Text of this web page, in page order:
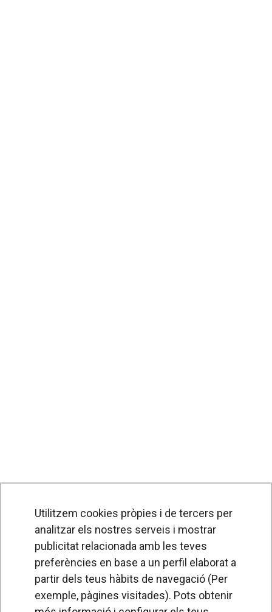
Utilitzem cookies pròpies i de tercers per
analitzar els nostres serveis i mostrar
publicitat relacionada amb les teves
preferències en base a un perfil elaborat a
partir dels teus hàbits de navegació (Per
exemple, pàgines visitades). Pots obtenir més
PRODUCTES
Cortines d'aire
Unitats de Tractament d'Aire
Recuperadors de calor
Utilitzem cookies pròpies i de tercers per
analitzar els nostres serveis i mostrar
publicitat relacionada amb les teves
preferències en base a un perfil elaborat a
partir dels teus hàbits de navegació (Per
exemple, pàgines visitades). Pots obtenir